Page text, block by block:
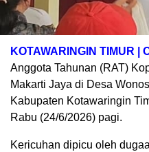
KOTAWARINGIN TIMUR |
Anggota Tahunan (RAT)
Makarti Jaya di Desa
Kabupaten Kotawaringin
Rabu (24/6/2026) pagi.
Kericuhan dipicu oleh